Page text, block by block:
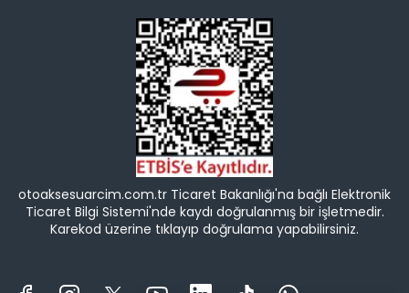
otoaksesuarcim.com.tr Ticaret Bakanlığı'na bağlı Elektronik
Ticaret Bilgi Sistemi'nde kaydı doğrulanmış bir işletmedir.
Karekod üzerine tıklayıp doğrulama yapabilirsiniz.